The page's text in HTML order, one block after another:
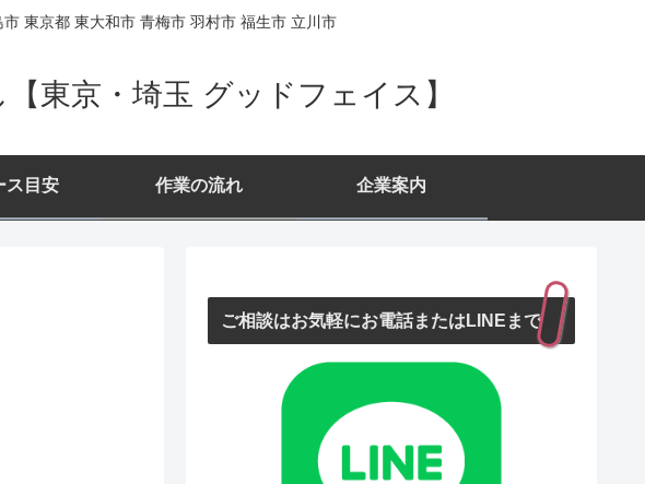
東京都 東大和市 青梅市 羽村市 福生市 立川市
東京・埼玉 グッドフェイス】
ス目安 作業の流れ 企業案内
ご相談はお気軽にお電話またはLINEまで